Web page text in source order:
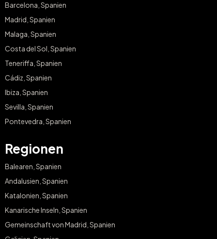
Barcelona, Spanien
Madrid, Spanien
Malaga, Spanien
Costa del Sol, Spanien
Teneriffa, Spanien
Cádiz, Spanien
Ibiza, Spanien
Sevilla, Spanien
Pontevedra, Spanien
Regionen
Balearen, Spanien
Andalusien, Spanien
Katalonien, Spanien
Kanarische Inseln, Spanien
Gemeinschaft von Madrid, Spanien